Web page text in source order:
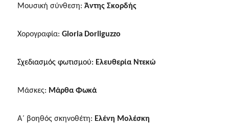
Μουσική σύνθεση: Άντης Σκορδής
Χορογραφία: Gloria Dorliguzzo
Σχεδιασμός φωτισμού: Ελευθερία Ντεκώ
Μάσκες: Μάρθα Φωκά
Α΄ βοηθός σκηνοθέτη: Ελένη Μολέσκη